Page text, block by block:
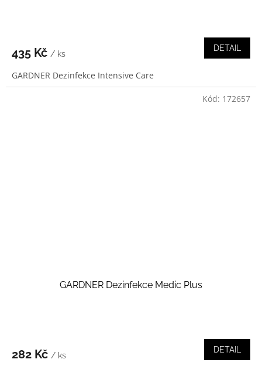
435 Kč / ks
DETAIL
GARDNER Dezinfekce Intensive Care
GARDNER Dezinfekce Medic Plus
282 Kč / ks
DETAIL
Kód: 172657